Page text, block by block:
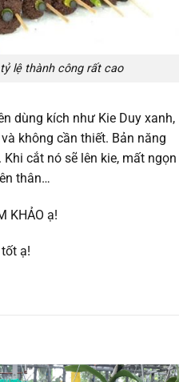
lệ thành công rất cao
dùng kích như Kie Duy xanh,
không cần thiết. Bản năng
cắt nó sẽ lên kie, mất ngọn
thân…
KHẢO ạ!
ạ!